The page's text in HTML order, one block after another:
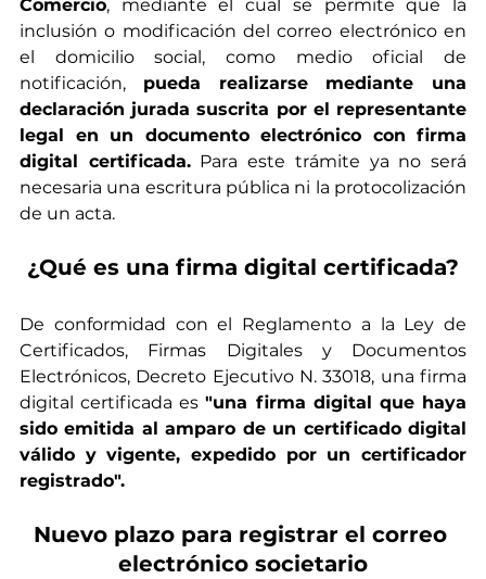
Comercio, mediante el cual se permite que la
inclusión o modificación del correo electrónico en
el domicilio social, como medio oficial de
notificación, pueda realizarse mediante una
declaración jurada suscrita por el representante
legal en un documento electrónico con firma
digital certificada. Para este trámite ya no será
necesaria una escritura pública ni la protocolización
de un acta.
¿Qué es una firma digital certificada?
De conformidad con el Reglamento a la Ley de
Certificados, Firmas Digitales y Documentos
Electrónicos, Decreto Ejecutivo N. 33018, una firma
digital certificada es "una firma digital que haya
sido emitida al amparo de un certificado digital
válido y vigente, expedido por un certificador
registrado".
Nuevo plazo para registrar el correo
electrónico societario